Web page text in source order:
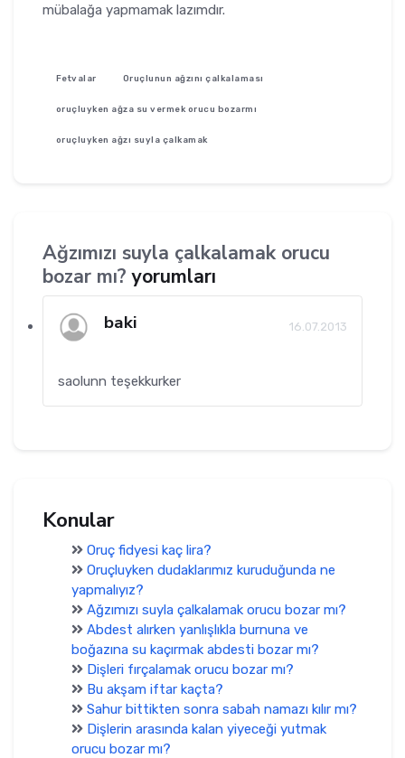
mübalağa yapmamak lazımdır.
Fetvalar Oruçlunun ağzını çalkalaması
oruçluyken ağza su vermek orucu bozarmı
oruçluyken ağzı suyla çalkamak
Ağzımızı suyla çalkalamak orucu
bozar mı? yorumları
baki 16.07.2013
saolunn teşekkurker
Konular
Oruç fidyesi kaç lira?
Oruçluyken dudaklarımız kuruduğunda ne
yapmalıyız?
Ağzımızı suyla çalkalamak orucu bozar mı?
Abdest alırken yanlışlıkla burnuna ve
boğazına su kaçırmak abdesti bozar mı?
Dişleri fırçalamak orucu bozar mı?
Bu akşam iftar kaçta?
Sahur bittikten sonra sabah namazı kılır mı?
Dişlerin arasında kalan yiyeceği yutmak
orucu bozar mı?